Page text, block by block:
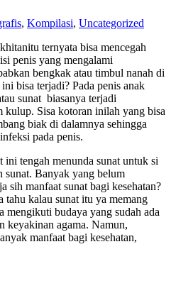
, Kompilasi, Uncategorized
ternyata bisa mencegah
penis yang mengalami
bengkak atau timbul nanah di
bisa terjadi? Pada penis anak
sunat biasanya terjadi
kulup. Sisa kotoran inilah yang bisa
biak di dalamnya sehingga
pada penis.
tengah menunda sunat untuk si
sunat. Banyak yang belum
sih manfaat sunat bagi kesehatan?
tahu kalau sunat itu ya memang
mengikuti budaya yang sudah ada
keyakinan agama. Namun,
manfaat bagi kesehatan,